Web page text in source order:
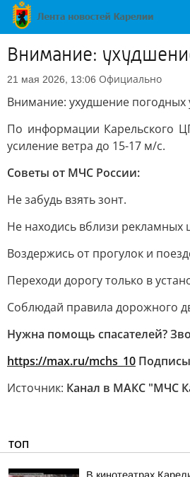
Внимание:
21 мая 2026, 13:06 Официально
Внимание: ухудшение погодных
По информации Карельского
усиление ветра до 15-17 м/с.
Советы от МЧС России:
Не забудь взять зонт.
Не находись вблизи рекламных
Воздержись от прогулок и
Переходи дорогу только в
Соблюдай правила дорожного
Нужна помощь спасателей?
https://max.ru/mchs_10
Источник: Канал в МАКС "МЧС
ТОП